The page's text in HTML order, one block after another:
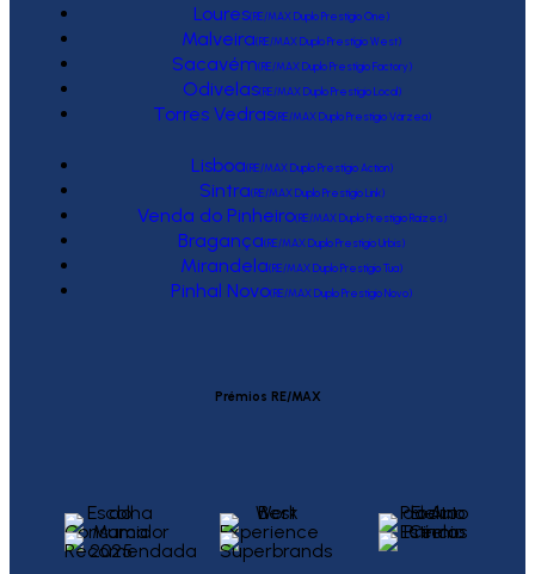
Loures(RE/MAX Duplo Prestígio One)
Malveira(RE/MAX Duplo Prestígio West)
Sacavém(RE/MAX Duplo Prestígio Factory)
Odivelas(RE/MAX Duplo Prestígio Local)
Torres Vedras(RE/MAX Duplo Prestígio Várzea)
Lisboa(RE/MAX Duplo Prestígio Action)
Sintra(RE/MAX Duplo Prestígio Link)
Venda do Pinheiro(RE/MAX Duplo Prestígio Raízes)
Bragança(RE/MAX Duplo Prestígio Urbis)
Mirandela(RE/MAX Duplo Prestígio Tua)
Pinhal Novo(RE/MAX Duplo Prestígio Novo)
Prémios RE/MAX